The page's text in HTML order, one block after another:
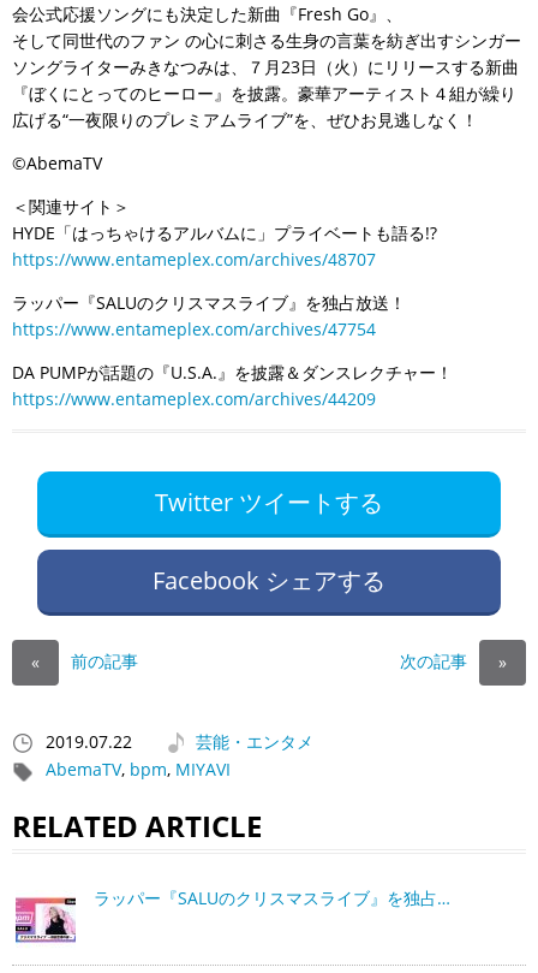
会公式応援ソングにも決定した新曲『Fresh Go』、
そして同世代のファン の心に刺さる生身の言葉を紡ぎ出すシンガー
ソングライターみきなつみは、７月23日（火）にリリースする新曲
『ぼくにとってのヒーロー』を披露。豪華アーティスト４組が繰り
広げる“一夜限りのプレミアムライブ”を、ぜひお見逃しなく！
©AbemaTV
＜関連サイト＞
HYDE「はっちゃけるアルバムに」プライベートも語る!?
https://www.entameplex.com/archives/48707
ラッパー『SALUのクリスマスライブ』を独占放送！
https://www.entameplex.com/archives/47754
DA PUMPが話題の『U.S.A.』を披露＆ダンスレクチャー！
https://www.entameplex.com/archives/44209
Twitter ツイートする
Facebook シェアする
« 前の記事 次の記事 »
2019.07.22
芸能・エンタメ
AbemaTV, bpm, MIYAVI
RELATED ARTICLE
ラッパー『SALUのクリスマスライブ』を独占…